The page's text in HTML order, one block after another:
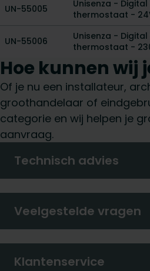
UN-55005
Unisenza - Digital
thermostaat -
UN-55006
Unisenza - Digital
thermostaat -
Hoe kunnen wij
Of je nu een installateur,
groothandelaar of
categorie en wij helpen je
aanvraag.
Technisch advies
Veelgestelde vragen
Klantenservice